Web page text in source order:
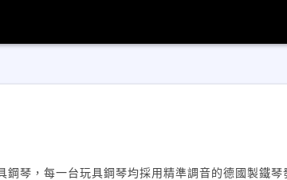
琴，每一台玩具鋼琴均採用精準調音的德國製鐵